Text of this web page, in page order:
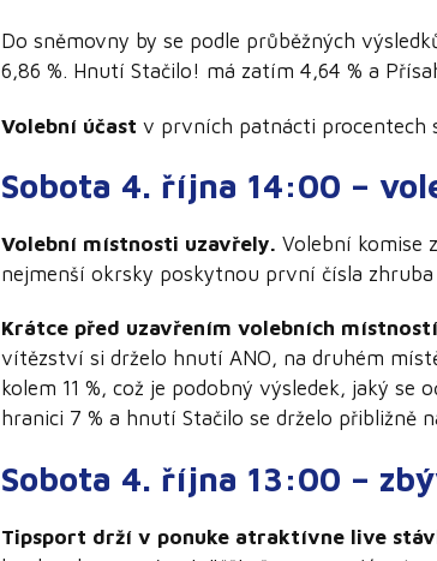
Do sněmovny by se podle průběžných
6,86 %. Hnutí Stačilo! má zatím 4,64 % a
Volební účast v prvních patnácti procentech
Sobota 4. října 14:00 –
Volební místnosti uzavřely. Volební komise
nejmenší okrsky poskytnou první čísla
Krátce před uzavřením volebních
vítězství si drželo hnutí ANO, na druhém
kolem 11 %, což je podobný výsledek, jaký se
hranici 7 % a hnutí Stačilo se drželo přibližně
Sobota 4. října 13:00 –
Tipsport drží v ponuke atraktívne live